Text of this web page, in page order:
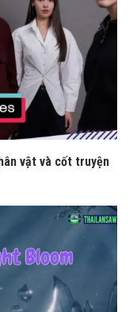
vật và cốt truyện